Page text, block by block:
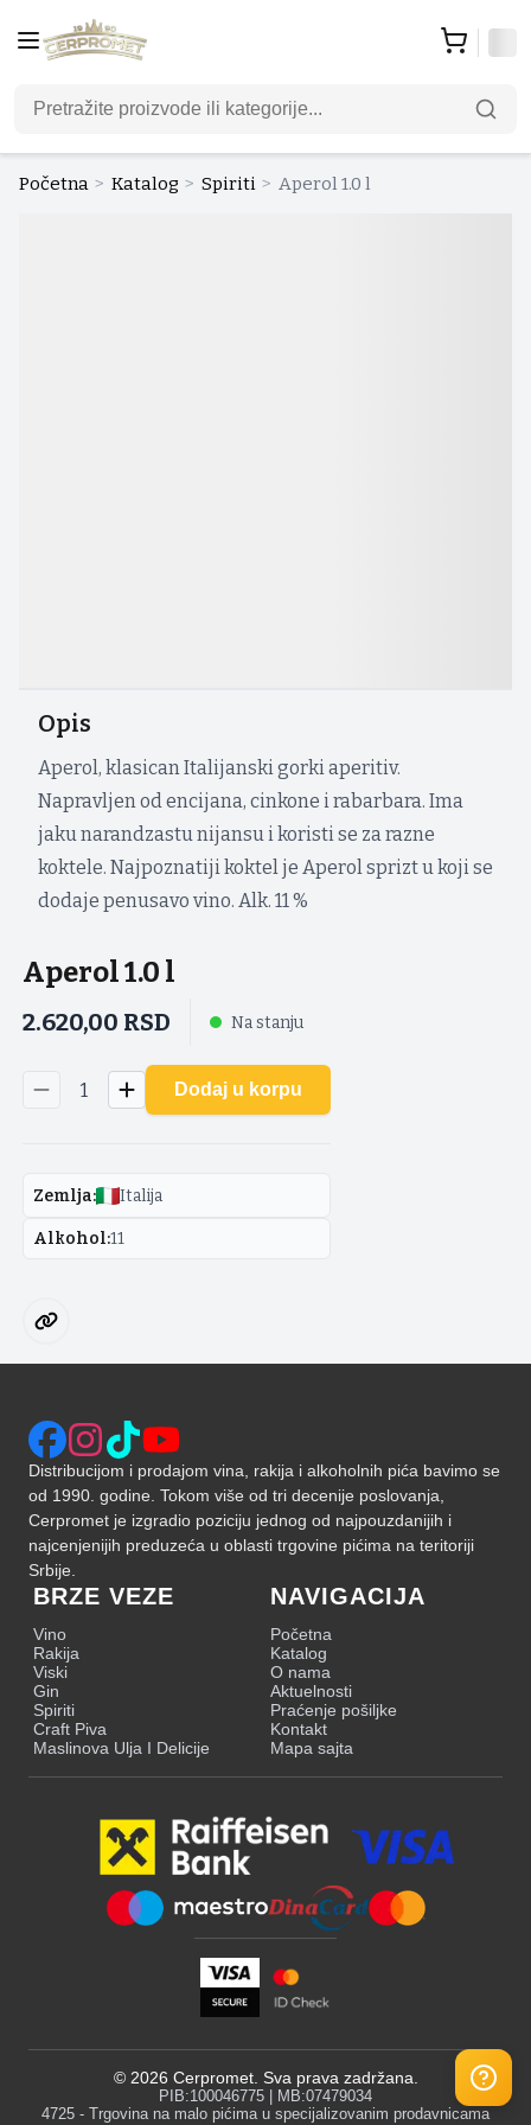
Početna > Katalog > Spiriti > Aperol 1.0 l
Opis
Aperol, klasican Italijanski gorki aperitiv.
Napravljen od encijana, cinkone i rabarbara. Ima
jaku narandzastu nijansu i koristi se za razne
koktele. Najpoznatiji koktel je Aperol sprizt u koji se
dodaje penusavo vino. Alk. 11 %
Aperol 1.0 l
2.620,00 RSD Na stanju
1 Dodaj u korpu
Zemlja: Italija
Alkohol:11
Distribucijom i prodajom vina, rakija i alkoholnih pića bavimo se
od 1990. godine. Tokom više od tri decenije poslovanja,
Cerpromet je izgradio poziciju jednog od najpouzdanijih i
najcenjenijih preduzeća u oblasti trgovine pićima na teritoriji
Srbije.
BRZE VEZE
Vino
Rakija
Viski
Gin
Spiriti
Craft Piva
Maslinova Ulja I Delicije
NAVIGACIJA
Početna
Katalog
O nama
Aktuelnosti
Praćenje pošiljke
Kontakt
Mapa sajta
© 2026 Cerpromet. Sva prava zadržana.
PIB:100046775 | MB:07479034
4725 - Trgovina na malo pićima u specijalizovanim prodavnicama